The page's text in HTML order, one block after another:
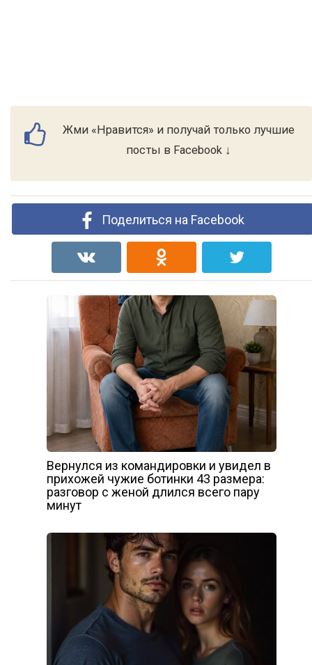
Жми «Нравится» и получай только лучшие
посты в Facebook ↓
Поделиться на Facebook
Вернулся из командировки и увидел в
прихожей чужие ботинки 43 размера:
разговор с женой длился всего пару
минут